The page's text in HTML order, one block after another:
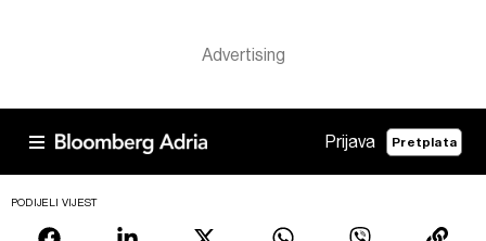
Prijava Pretplata
PODIJELI VIJEST